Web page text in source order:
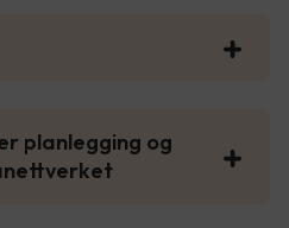
planlegging og